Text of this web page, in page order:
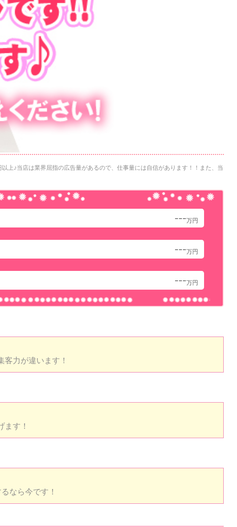
上♪当店は業界屈指の広告量があるので、仕事量には自信があります！！また、当
---万円
---万円
---万円
力が違います！
す！
なら今です！